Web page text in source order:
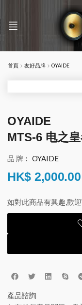
首頁 友好品牌 OYAIDE
OYAIDE
MTS-6 电之
品 牌︰ OYAIDE
HK$ 2,000.00
如對此商品有興趣,歡
產品諮詢